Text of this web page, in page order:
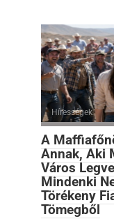
Hírességek
A
Annak, Aki
Város
Mindenki
Törékeny
Tömegből